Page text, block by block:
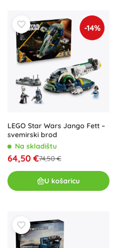
-14%
LEGO Star Wars Jango Fett –
svemirski brod
Na skladištu
64,50 €74,50 €
U košaricu